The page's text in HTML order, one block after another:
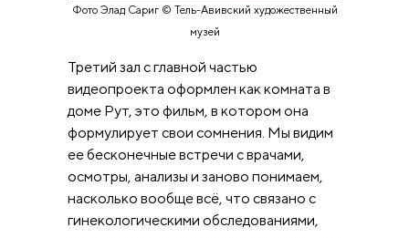
Фото Элад Сариг © Тель-Авивский художественный
музей
Третий зал с главной частью
видеопроекта оформлен как комната в
доме Рут, это фильм, в котором она
формулирует свои сомнения. Мы видим
ее бесконечные встречи с врачами,
осмотры, анализы и заново понимаем,
насколько вообще всё, что связано с
гинекологическими обследованиями,